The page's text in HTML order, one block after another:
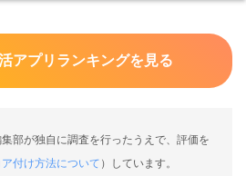
アプリランキングを見る
部が独自に調査を行ったうえで、評価を
ア付け方法について ）しています。